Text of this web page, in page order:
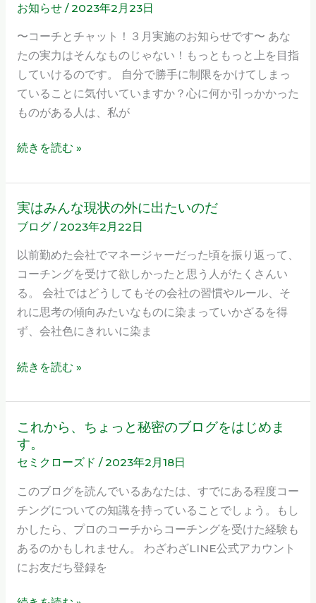
お知らせ/2023年2月23日
〜コーチとチャット！３月実施のお知らせです〜 あな
たの実力はそんなものじゃない！もっともっと上を目指
していけるのです。 自分で勝手に制限をかけてしまっ
ていることに気付いていますか？心に何か引っかかった
ものがある人は、私が
ー
ャ
ト！
2023
3
月
の
知
ら
せ
続きを読む »
実はみんな現状の外に出たいのだ
ブログ/2023年2月22日
以前勤めた会社でマネージャーだった頃を振り返って、
コーチングを受けて欲しかったと思う人がたくさんい
る。 会社ではどうしてもその会社の習慣やルール、そ
れに思考の傾向みたいなものに染まっていかざるを得
ず、会社色にきれいに染ま
実
は
み
状
外
出
い
の
続きを読む »
これから、ちょっと秘密のブログをはじめま
す。
セミクローズド /2023年2月18日
このブログを読んでいるあなたは、すでにある程度コー
チングについての知識を持っていることでしょう。もし
かしたら、プロのコーチからコーチングを受けた経験も
あるのかもしれません。 わざわざLINE公式アカウント
にお友だち登録を
こ
れ
か
ら、
ち
ょ
っ
と
密